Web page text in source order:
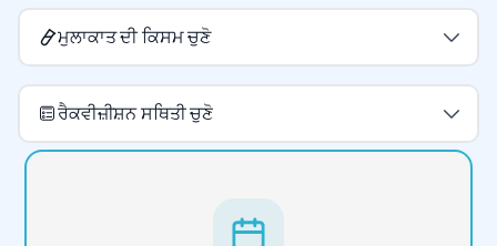
ਮੁਲਾਕਾਤ ਦੀ ਕਿਸਮ ਚੁਣੋ
ਰੈਕਵੀਜ਼ੀਸ਼ਨ ਸਥਿਤੀ ਚੁਣੋ